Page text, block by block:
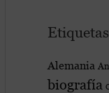
Etiquetas
Alemania
biografía